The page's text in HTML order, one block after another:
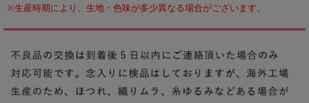
※生産時期により、生地・色味が多少異なる場合がございます。